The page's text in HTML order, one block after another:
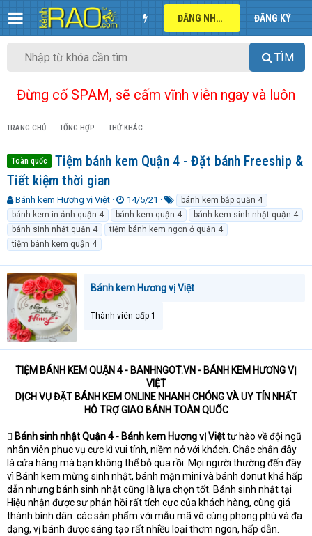
ĐĂNG NHẬP ĐĂNG KÝ
TÌM
Đừng cố SPAM, sẽ cấm vĩnh viễn ngay và luôn
TRANG CHỦ TỔNG HỢP THỨ KHÁC
Toàn quốc
Tiệm bánh kem Quận 4 - Đặt bánh Freeship &
Tiết kiệm thời gian
T
h
r
e
a
s
t
a
r
t
e
r
Bánh kem Hương vị Việt
N
g
à
y
14/5/21
ừ
k
h
bánh kem bắp quận 4
bánh kem in ảnh quận 4
bánh kem quận 4
bánh kem sinh nhật quận 4
bánh sinh nhật quận 4
tiệm bánh kem ngon ở quận 4
tiệm bánh kem quận 4
Bánh kem Hương vị Việt
Thành viên cấp 1
TIỆM BÁNH KEM QUẬN 4 - BANHNGOT.VN - BÁNH KEM HƯƠNG VỊ
VIỆT
DỊCH VỤ ĐẶT BÁNH KEM ONLINE NHANH CHÓNG VÀ UY TÍN NHẤT
HỖ TRỢ GIAO BÁNH TOÀN QUỐC
 Bánh sinh nhật Quận 4 - Bánh kem Hương vị Việttự hào về đội ngũ
nhân viên phục vụ cực kì vui tính, niềm nở với khách. Chắc chắn đây
là cửa hàng mà bạn không thể bỏ qua rồi. Mọi người thường đến đây
vì Bánh kem mừng sinh nhật, bánh mặn mini và bánh donut khá hấp
dẫn nhưng bánh sinh nhật cũng là lựa chọn tốt. Bánh sinh nhật tại
Hiệu nhận được sự phản hồi rất tích cực của khách hàng, cùng giá
thành bình dân. các sản phẩm với mẫu mã vô cùng phong phú và đa
dạng, vị bánh được sáng tạo rất nhiều loại thơm ngon, hấp dẫn.